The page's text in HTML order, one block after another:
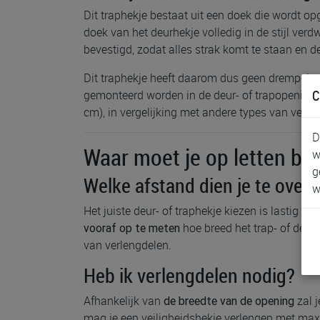
Dit traphekje bestaat uit een doek die wordt
doek van het deurhekje volledig in de stijl
bevestigd, zodat alles strak komt te staan en
Dit traphekje heeft daarom dus geen drempel
gemonteerd worden in de deur- of
cm), in vergelijking met andere types van
Waar moet je op letten bij
Welke afstand dien je te
Het juiste deur- of traphekje kiezen is lastig
vooraf op te meten hoe breed het trap- of
van verlengdelen.
Heb ik verlengdelen nodig?
Afhankelijk van de breedte van de opening zal